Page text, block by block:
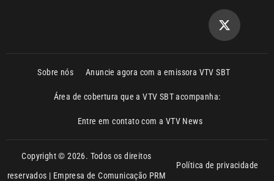
Sobre nós Anuncie agora com a emissora VTV SBT
Área de cobertura que a VTV SBT acompanha:
Entre em contato com a VTV News
Copyright © 2026. Todos os direitos
reservados | Empresa de Comunicação PRM
Política de privacidade